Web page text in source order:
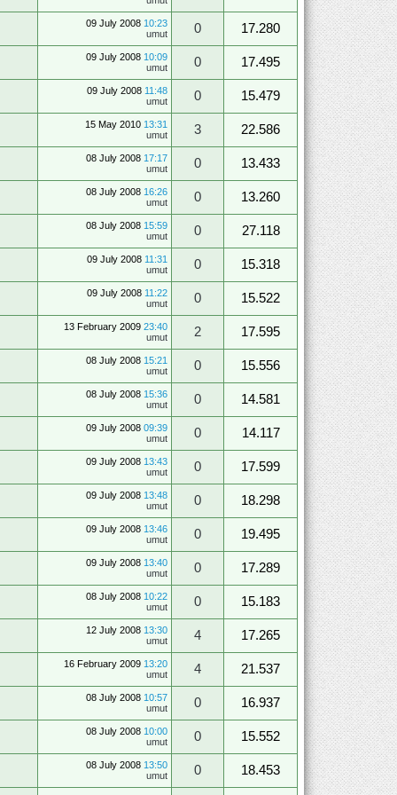
09 July 2008 10:23
umut
0 17.280
09 July 2008 10:09
umut
0 17.495
09 July 2008 11:48
umut
0 15.479
15 May 2010 13:31
umut
3 22.586
08 July 2008 17:17
umut
0 13.433
08 July 2008 16:26
umut
0 13.260
08 July 2008 15:59
umut
0 27.118
09 July 2008 11:31
umut
0 15.318
09 July 2008 11:22
umut
0 15.522
13 February 2009 23:40
umut
2 17.595
08 July 2008 15:21
umut
0 15.556
08 July 2008 15:36
umut
0 14.581
09 July 2008 09:39
umut
0 14.117
09 July 2008 13:43
umut
0 17.599
09 July 2008 13:48
umut
0 18.298
09 July 2008 13:46
umut
0 19.495
09 July 2008 13:40
umut
0 17.289
08 July 2008 10:22
umut
0 15.183
12 July 2008 13:30
umut
4 17.265
16 February 2009 13:20
umut
4 21.537
08 July 2008 10:57
umut
0 16.937
08 July 2008 10:00
umut
0 15.552
08 July 2008 13:50
umut
0 18.453